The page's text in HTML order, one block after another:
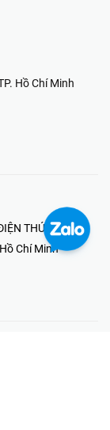
Hồ Chí Minh
THÚY NHI
Chí Minh